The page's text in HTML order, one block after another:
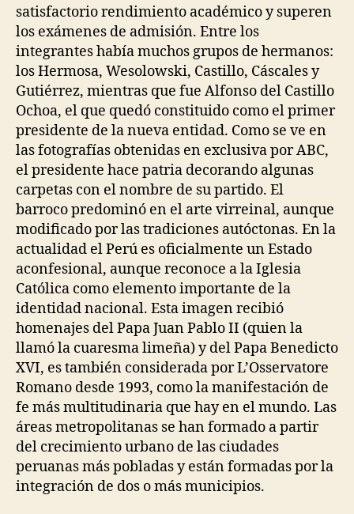
satisfactorio rendimiento académico y superen
los exámenes de admisión. Entre los
integrantes había muchos grupos de hermanos:
los Hermosa, Wesolowski, Castillo, Cáscales y
Gutiérrez, mientras que fue Alfonso del Castillo
Ochoa, el que quedó constituido como el primer
presidente de la nueva entidad. Como se ve en
las fotografías obtenidas en exclusiva por ABC,
el presidente hace patria decorando algunas
carpetas con el nombre de su partido. El
barroco predominó en el arte virreinal, aunque
modificado por las tradiciones autóctonas. En la
actualidad el Perú es oficialmente un Estado
aconfesional, aunque reconoce a la Iglesia
Católica como elemento importante de la
identidad nacional. Esta imagen recibió
homenajes del Papa Juan Pablo II (quien la
llamó la cuaresma limeña) y del Papa Benedicto
XVI, es también considerada por L’Osservatore
Romano desde 1993, como la manifestación de
fe más multitudinaria que hay en el mundo. Las
áreas metropolitanas se han formado a partir
del crecimiento urbano de las ciudades
peruanas más pobladas y están formadas por la
integración de dos o más municipios.